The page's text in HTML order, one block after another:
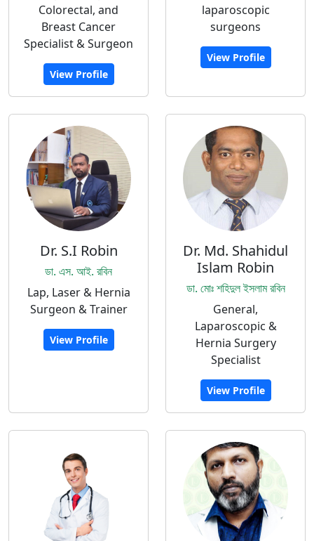
Colorectal, and
Breast Cancer
Specialist & Surgeon
View Profile
laparoscopic
surgeons
View Profile
Dr. S.I Robin
ডা. এস. আই. রবিন
Lap, Laser & Hernia
Surgeon & Trainer
View Profile
Dr. Md. Shahidul
Islam Robin
ডা. মোঃ শহিদুল ইসলাম রবিন
General,
Laparoscopic &
Hernia Surgery
Specialist
View Profile